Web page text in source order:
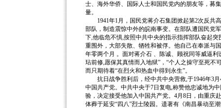
士、海外华侨、国际人士和国民党内的朋友等，募
量。
1941年1月，国民党蒋介石集团掀起第2次反共
部队，制造震惊中外的皖南事变。在部队遭国民党
下,他临危不惧,按照中共中央的指示指挥部队奋起
重围外，大部失散、牺牲和被俘。他自己在奉派与
年零两个月 。面对蒋介石 、陈诚、顾祝同等威逼
玷前修,愿保其真情而入地狱”，“个人之操守至死不
而只期待着“在烈火和热血中得到永生”。
抗日战争胜利后，经中共中央营救,于1946年3月
中国共产党。中共中央于7日复电,称赞他忠诚地为
验，决定接受他加入中国共产党。4月8日，由重庆
体葬于延安“四八”烈士陵园。遗著有《南昌暴动至